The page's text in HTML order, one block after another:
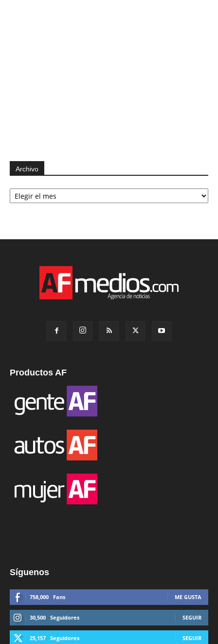
Archivo
Archivo
Productos AF
Síguenos
758,000 Fans ME GUSTA
30,500 Seguidores SEGUIR
25,157 Seguidores SEGUIR